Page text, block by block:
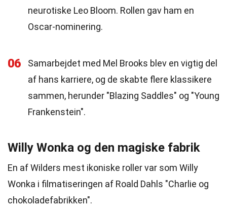
neurotiske Leo Bloom. Rollen gav ham en
Oscar-nominering.
06
Samarbejdet med Mel Brooks blev en vigtig del
af hans karriere, og de skabte flere klassikere
sammen, herunder "Blazing Saddles" og "Young
Frankenstein".
Willy Wonka og den magiske fabrik
En af Wilders mest ikoniske roller var som Willy
Wonka i filmatiseringen af Roald Dahls "Charlie og
chokoladefabrikken".